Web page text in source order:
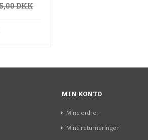
DKK
MIN KONTO
Mine ordrer
Mine returneringer